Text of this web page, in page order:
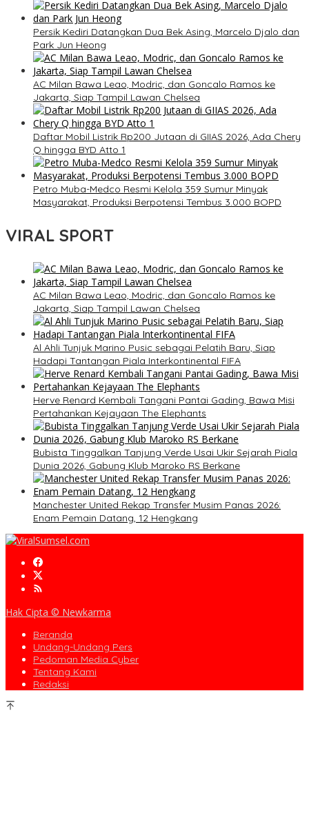
Persik Kediri Datangkan Dua Bek Asing, Marcelo Djalo dan
Park Jun Heong
AC Milan Bawa Leao, Modric, dan Goncalo Ramos ke
Jakarta, Siap Tampil Lawan Chelsea
Daftar Mobil Listrik Rp200 Jutaan di GIIAS 2026, Ada Chery
Q hingga BYD Atto 1
Petro Muba-Medco Resmi Kelola 359 Sumur Minyak
Masyarakat, Produksi Berpotensi Tembus 3.000 BOPD
VIRAL SPORT
AC Milan Bawa Leao, Modric, dan Goncalo Ramos ke
Jakarta, Siap Tampil Lawan Chelsea
Al Ahli Tunjuk Marino Pusic sebagai Pelatih Baru, Siap
Hadapi Tantangan Piala Interkontinental FIFA
Herve Renard Kembali Tangani Pantai Gading, Bawa Misi
Pertahankan Kejayaan The Elephants
Bubista Tinggalkan Tanjung Verde Usai Ukir Sejarah Piala
Dunia 2026, Gabung Klub Maroko RS Berkane
Manchester United Rekap Transfer Musim Panas 2026:
Enam Pemain Datang, 12 Hengkang
Hak Cipta © Newkarma
Beranda
Undang-Undang Pers
Pedoman Media Cyber
Tentang Kami
Redaksi